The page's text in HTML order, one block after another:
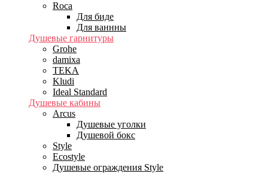
Roca
Для биде
Для ваннны
Душевые гарнитуры
Grohe
damixa
TEKA
Kludi
Ideal Standard
Душевые кабины
Arcus
Душевые уголки
Душевой бокс
Style
Ecostyle
Душевые ограждения Style